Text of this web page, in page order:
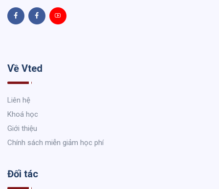
Về Vted
Liên hệ
Khoá học
Giới thiệu
Chính sách miễn giảm học phí
Đối tác